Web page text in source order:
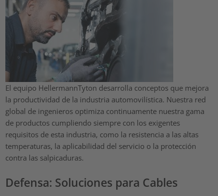
El equipo HellermannTyton desarrolla conceptos que mejora
la productividad de la industria automovilística. Nuestra red
global de ingenieros optimiza continuamente nuestra gama
de productos cumpliendo siempre con los exigentes
requisitos de esta industria, como la resistencia a las altas
temperaturas, la aplicabilidad del servicio o la protección
contra las salpicaduras.
Defensa: Soluciones para Cables